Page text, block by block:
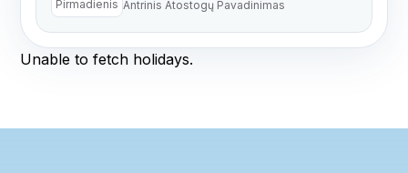
Pirmadienis Antrinis Atostogų Pavadinimas
Unable to fetch holidays.